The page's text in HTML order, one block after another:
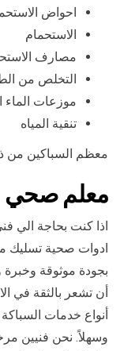
احواض
الاستحمام
مصارف
التخلص من
موزعات الماء
تنقية المياه
معظم السباكين من
معلم صحي
اذا كنت بحاجة الي
ادوات صحية تسليك
بجودة موثوقة
أن تشعر بالثقة في
أنواع خدمات
وسهلاً. نحن فنيين